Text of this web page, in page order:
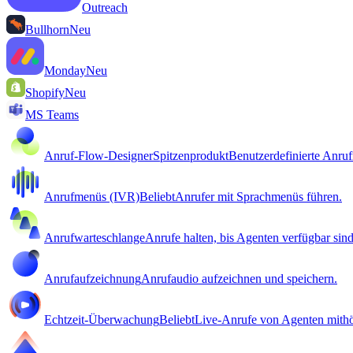
Outreach
BullhornNeu
MondayNeu
ShopifyNeu
MS Teams
Anruf-Flow-DesignerSpitzenproduktBenutzerdefinierte
Anrufmenüs (IVR)BeliebtAnrufer mit Sprachmenüs führen.
AnrufwarteschlangeAnrufe halten, bis Agenten verfügbar
AnrufaufzeichnungAnrufaudio aufzeichnen und speichern.
Echtzeit-ÜberwachungBeliebtLive-Anrufe von Agenten